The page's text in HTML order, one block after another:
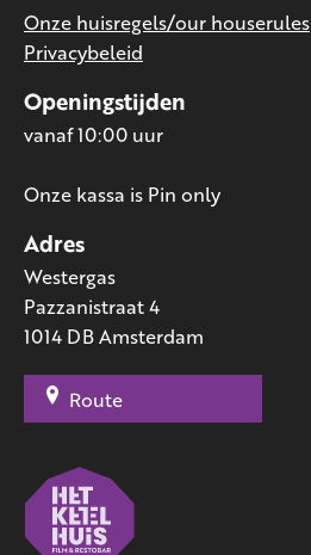
Adres
Westergas
Pazzanistraat 4
1014 DB Amsterdam
Route
Openingstijden
vanaf 10:00 uur
Onze kassa is Pin only
Onze huisregels/our houserules
Privacybeleid